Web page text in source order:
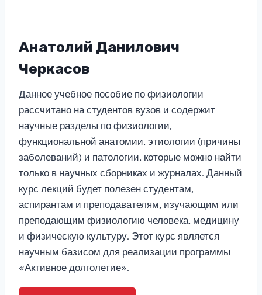
Анатолий Данилович
Черкасов
Данное учебное пособие по физиологии
рассчитано на студентов вузов и содержит
научные разделы по физиологии,
функциональной анатомии, этиологии (причины
заболеваний) и патологии, которые можно найти
только в научных сборниках и журналах. Данный
курс лекций будет полезен студентам,
аспирантам и преподавателям, изучающим или
преподающим физиологию человека, медицину
и физическую культуру. Этот курс является
научным базисом для реализации программы
«Активное долголетие».